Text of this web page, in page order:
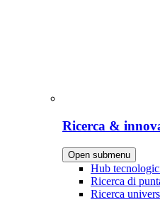
Ricerca &
Open submenu
Hub
Ricerca di
Ricerca